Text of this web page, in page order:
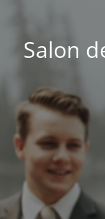
Salon